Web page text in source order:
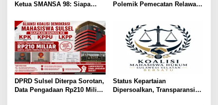
Ketua SMANSA 98: Siapa
Polemik Pemecatan Relawan
DPRD Sulsel Diterpa Sorotan,
Data Pengadaan Rp210 Miliar
Status Kepartaian
Dipersoalkan, Transparansi